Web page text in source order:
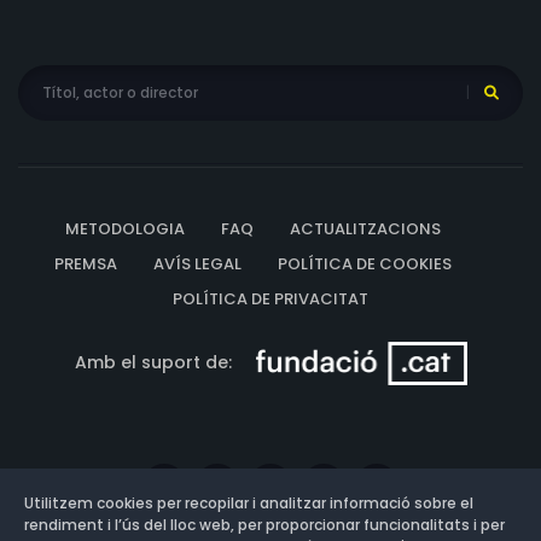
METODOLOGIA FAQ
ACTUALITZACIONS
PREMSA
AVÍS LEGAL
POLÍTICA DE COOKIES
POLÍTICA DE PRIVACITAT
Amb el suport de:
Utilitzem cookies per recopilar i analitzar informació sobre el
rendiment i l’ús del lloc web, per proporcionar funcionalitats i per